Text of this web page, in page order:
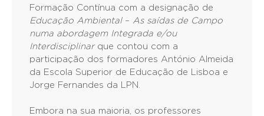
Formação Contínua com a designação de
Educação Ambiental– As saídas de Campo
numa abordagem Integrada e/ou
Interdisciplinar que contou com a
participação dos formadores António Almeida
da Escola Superior de Educação de Lisboa e
Jorge Fernandes da LPN.
Embora na sua maioria, os professores